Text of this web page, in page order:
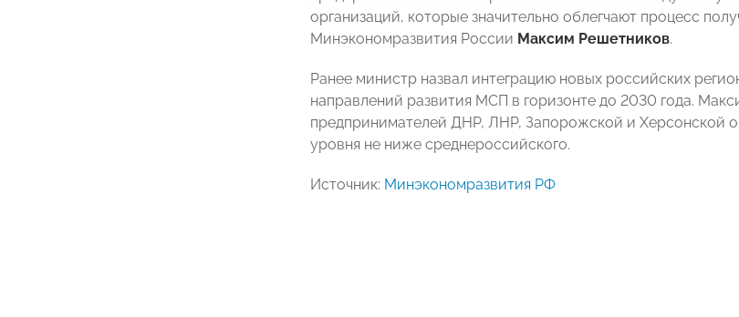
организаций, которые значительно облегчают процесс
Минэкономразвития России Максим Решетников.
Ранее министр назвал интеграцию новых российских
направлений развития МСП в горизонте до 2030 года.
предпринимателей ДНР, ЛНР, Запорожской и Херсонской
уровня не ниже среднероссийского.
Источник: Минэкономразвития РФ